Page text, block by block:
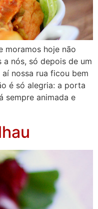
moramos hoje não
nós, só depois de um
nossa rua ficou bem
é só alegria: a porta
sempre animada e